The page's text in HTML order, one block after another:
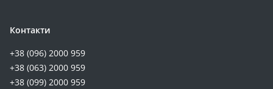
Контакти
+38 (096) 2000 959
+38 (063) 2000 959
+38 (099) 2000 959